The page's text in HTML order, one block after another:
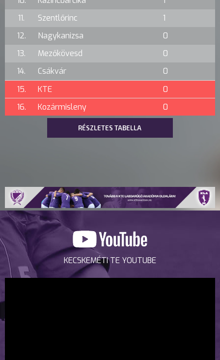
11.
Szentlőrinc
1
12.
Nagykanizsa
0
13.
Mezőkövesd
0
14.
Csákvár
0
15.
KTE
0
16.
Kozármisleny 0
RÉSZLETES TABELLA
KECSKEMÉTI TE YOUTUBE